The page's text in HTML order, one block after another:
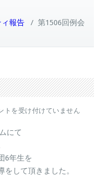
報告 / 第1506回例会
トを受け付けていません
にて
6年生を
して頂きました。